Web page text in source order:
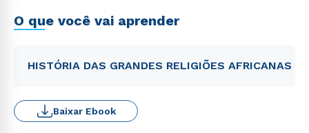
O que você vai aprender
HISTÓRIA DAS GRANDES RELIGIÕES AFRICANAS
Baixar Ebook